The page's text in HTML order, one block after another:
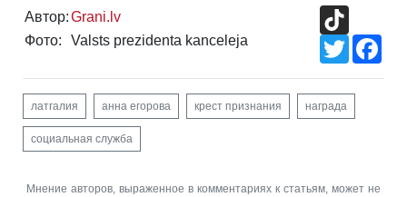
Автор:Grani.lv
Фото:
Valsts prezidenta kanceleja
Twitter
латгалия анна егорова крест признания награда
социальная служба
Мнение авторов, выраженное в комментариях к статьям, может не